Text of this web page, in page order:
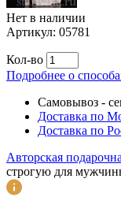
Нет в наличии
Артикул: 05781
Кол-во
Подробнее о
Самовывоз -
Доставка по
Доставка по
Авторская
строгую для